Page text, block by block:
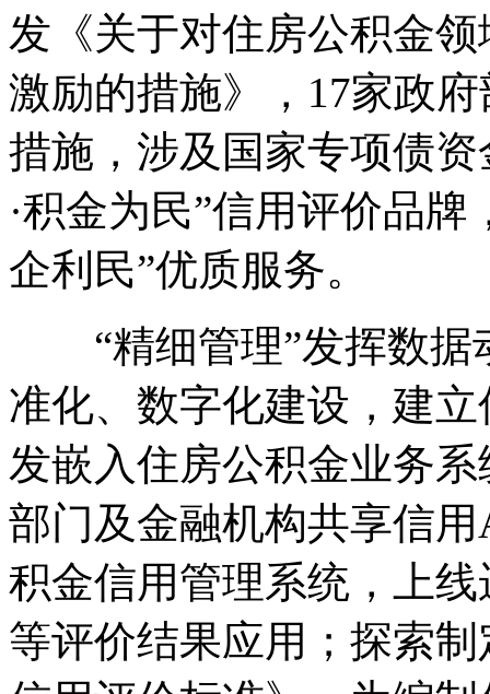
发《关于对住房公积金
激励的措施》，17家政
措施，涉及国家专项债
·积金为民”信用评价品
企利民”优质服务。
“精细管理”发挥数据
准化、数字化建设，建
发嵌入住房公积金业务
部门及金融机构共享信
积金信用管理系统，上
等评价结果应用；探索